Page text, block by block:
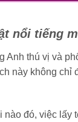
nổi tiếng
thú vị và
này không
đó, việc lấy